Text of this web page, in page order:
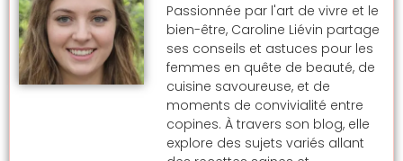
Passionnée par l'art de vivre et le
bien-être, Caroline Liévin partage
ses conseils et astuces pour les
femmes en quête de beauté, de
cuisine savoureuse, et de
moments de convivialité entre
copines. À travers son blog, elle
explore des sujets variés allant